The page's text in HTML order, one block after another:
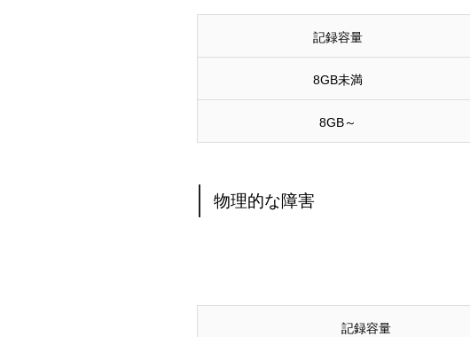
記録容量
8GB未満
8GB～
物理的な障害
記録容量